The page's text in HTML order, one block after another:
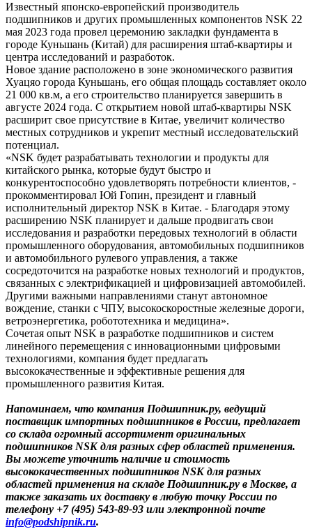
Известный японско-европейский производитель
подшипников и других промышленных компонентов NSK 22
мая 2023 года провел церемонию закладки фундамента в
городе Куньшань (Китай) для расширения штаб-квартиры и
центра исследований и разработок.
Новое здание расположено в зоне экономического развития
Хуацяо города Куньшань, его общая площадь составляет около
21 000 кв.м, а его строительство планируется завершить в
августе 2024 года. С открытием новой штаб-квартиры NSK
расширит свое присутствие в Китае, увеличит количество
местных сотрудников и укрепит местный исследовательский
потенциал.
«NSK будет разрабатывать технологии и продукты для
китайского рынка, которые будут быстро и
конкурентоспособно удовлетворять потребности клиентов, -
прокомментировал Юй Гопин, президент и главный
исполнительный директор NSK в Китае. - Благодаря этому
расширению NSK планирует и дальше продвигать свои
исследования и разработки передовых технологий в области
промышленного оборудования, автомобильных подшипников
и автомобильного рулевого управления, а также
сосредоточится на разработке новых технологий и продуктов,
связанных с электрификацией и цифровизацией автомобилей.
Другими важными направлениями станут автономное
вождение, станки с ЧПУ, высокоскоростные железные дороги,
ветроэнергетика, робототехника и медицина».
Сочетая опыт NSK в разработке подшипников и систем
линейного перемещения с инновационными цифровыми
технологиями, компания будет предлагать
высококачественные и эффективные решения для
промышленного развития Китая.
Напоминаем, что компания Подшипник.ру, ведущий
поставщик импортных подшипников в России, предлагает
со склада огромный ассортимент оригинальных
подшипников NSK для разных сфер областей применения.
Вы можете уточнить наличие и стоимость
высококачественных подшипников NSK для разных
областей применения на складе Подшипник.ру в Москве, а
также заказать их доставку в любую точку России по
телефону +7 (495) 543-89-93 или электронной почте
info@podshipnik.ru.